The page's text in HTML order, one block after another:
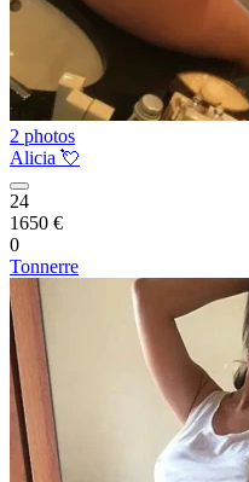
2 photos
Alicia 💘
24
1650 €
0
Tonnerre